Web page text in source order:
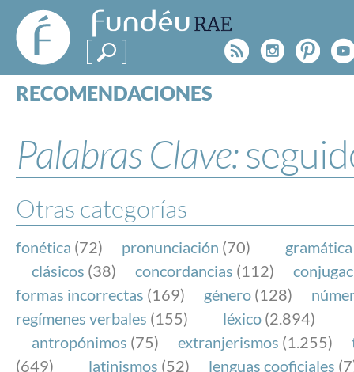
FundéuRAE
- Fundación
del Español
Urgente
Rss
RECOMENDACIONES
ESPECIALES
BLOG
NOTICIAS
SOBRE LA FUNDÉURAE
FundéuRAE es una fundación patrocinada por la
y la Real Academia Española, cuyo objetivo es
el buen uso del español en los medios de
Internet.
Palabras Clave:
Otras categorías
fonética (72) pronunciación (70) gramática
clásicos (38) concordancias (112)
formas incorrectas (169) género (128)
regímenes verbales (155) léxico (2.894)
antropónimos (75) extranjerismos (1.255)
(649)
latinismos (52) lenguas cooficiales